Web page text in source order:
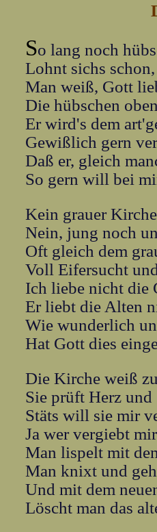
So lang noch
Lohnt sichs
Man weiß, Gott
Die hübschen
Er wird's dem
Gewißlich gern
Daß er, gleich
So gern will bei
Kein grauer
Nein, jung noch
Oft gleich dem
Voll Eifersucht
Ich liebe nicht die
Er liebt die Alten
Wie wunderlich
Hat Gott dies
Die Kirche weiß
Sie prüft Herz und
Stäts will sie mir
Ja wer vergiebt
Man lispelt mit
Man knixt und
Und mit dem
Löscht man das